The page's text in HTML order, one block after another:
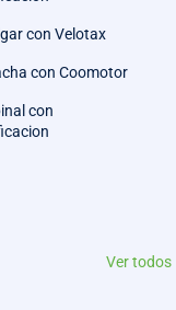
con Velotax
con Coomotor
con
Ver todos